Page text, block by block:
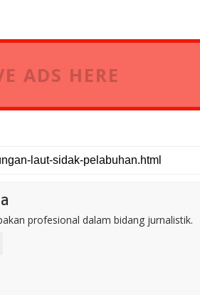
ADS HERE
profesional dalam bidang jurnalistik.